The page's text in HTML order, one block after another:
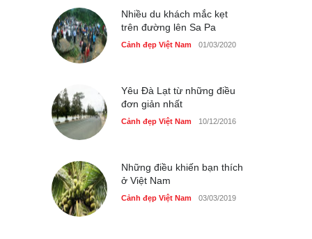
Nhiều du khách mắc kẹt
trên đường lên Sa Pa
Cảnh đẹp Việt Nam 01/03/2020
Yêu Đà Lạt từ những điều
đơn giản nhất
Cảnh đẹp Việt Nam 10/12/2016
Những điều khiến bạn thích
ở Việt Nam
Cảnh đẹp Việt Nam 03/03/2019